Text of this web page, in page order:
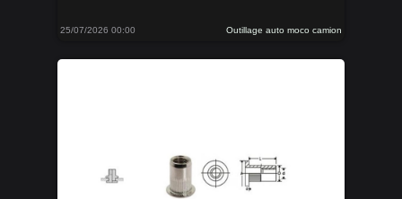
25/07/2026 00:00 Outillage auto moco camion